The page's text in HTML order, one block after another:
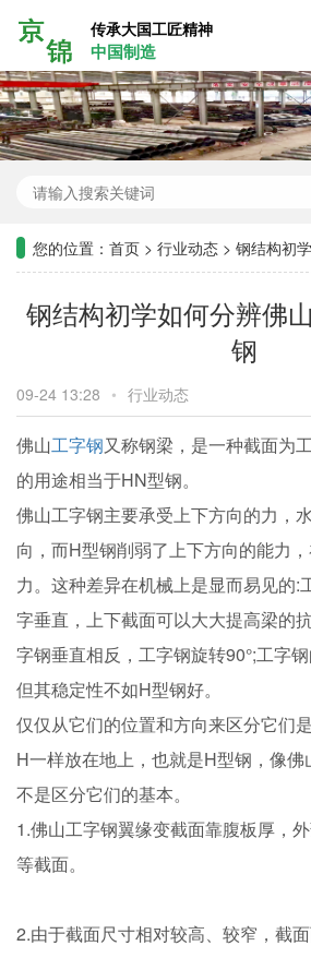
传承大国工匠精神
中国制造
您的位置： 首页 > 行业动态 > 钢结构初学
钢结构初学如何分辨佛
钢
09-24 13:28 • 行业动态
佛山工字钢又称钢梁，是一种截面为
的用途相当于HN型钢。
佛山工字钢主要承受上下方向的力，
向，而H型钢削弱了上下方向的能力
力。这种差异在机械上是显而易见的:
字垂直，上下截面可以大大提高梁的
字钢垂直相反，工字钢旋转90°;工字
但其稳定性不如H型钢好。
仅仅从它们的位置和方向来区分它们
H一样放在地上，也就是H型钢，像佛
不是区分它们的基本。
1.佛山工字钢翼缘变截面靠腹板厚，
等截面。
2.由于截面尺寸相对较高、较窄，截